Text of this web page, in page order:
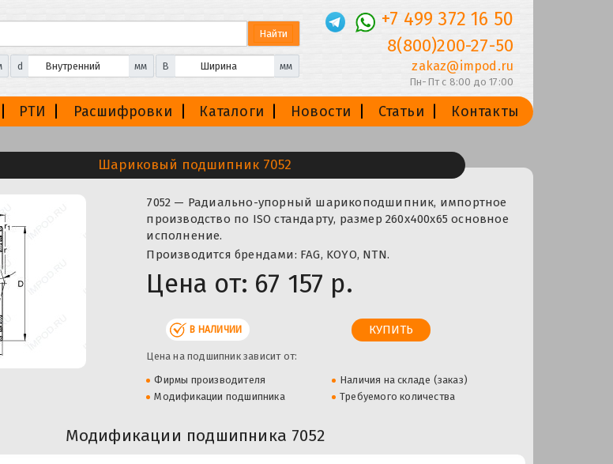
d мм B мм
+7 499 372 16 50
8(800)200-27-50
zakaz@impod.ru
Пн-Пт с 8:00 до 17:00
РТИ Расшифровки Каталоги Новости Статьи Контакты
Шариковый подшипник 7052
7052 — Радиально-упорный шарикоподшипник, импортное
производство по ISO стандарту, размер 260x400x65 основное
исполнение.
Производится брендами: FAG, KOYO, NTN.
Цена от: 67 157 р.
В НАЛИЧИИ
Цена на подшипник зависит от:
Фирмы производителя
Наличия на складе (заказ)
Модификации подшипника
Требуемого количества
Модификации подшипника 7052